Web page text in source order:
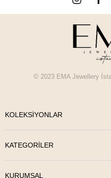
© 2023 EMA Jewellery
KOLEKSİYONLAR
KATEGORİLER
KURUMSAL